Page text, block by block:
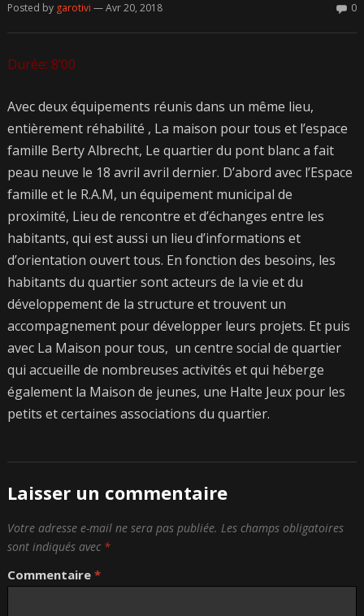
Posted by garotivi — Avr 20, 2018 0
Durée: 8’00
Avec deux équipements réunis dans un même lieu,
entièrement réhabilité , La maison pour tous et l’espace
famille Berty Albrecht, Le quartier du pont blanc a fait
peau neuve le 18 avril avril dernier. D’abord avec l’Espace
famille et le R.A.M, un équipement municipal de
proximité, Lieu de rencontre et d’échanges entre les
habitants, qui est aussi un lieu d’informations et
d’orientation ouvert tous. En fonction des besoins, les
habitants du quartier sont acteurs de la vie et du
développement de la structure et trouvent un
accompagnement pour développer leurs projets. Et puis
avec La Maison pour tous, un centre social de quartier
qui accueille de nombreuses activités et qui héberge
également la Maison de jeunes, une Halte Jeux pour les
petits et certaines associations du quartier.
Laisser un commentaire
Votre adresse e-mail ne sera pas publiée. Les champs obligatoires
sont indiqués avec *
Commentaire *